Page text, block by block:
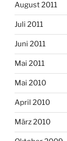
August 2011
Juli 2011
Juni 2011
Mai 2011
Mai 2010
April 2010
März 2010